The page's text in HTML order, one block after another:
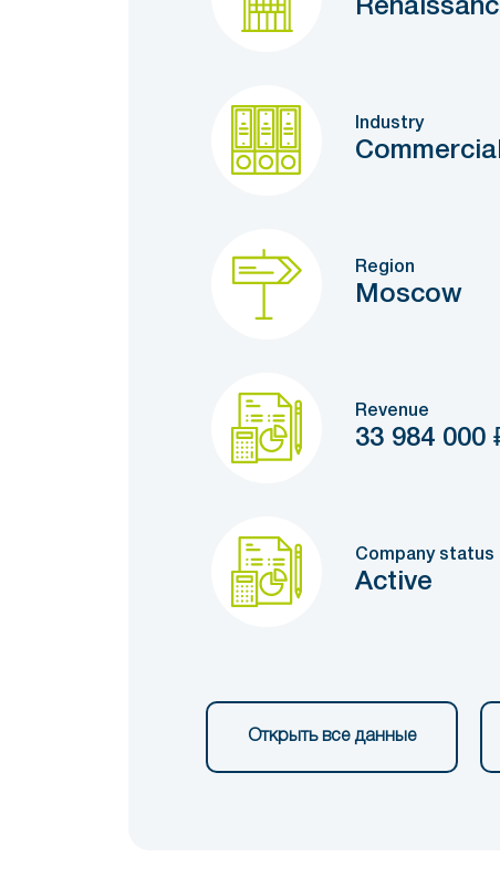
Industry
Region
Moscow
Revenue
33 984 000
Company status
Active
Открыть все данные